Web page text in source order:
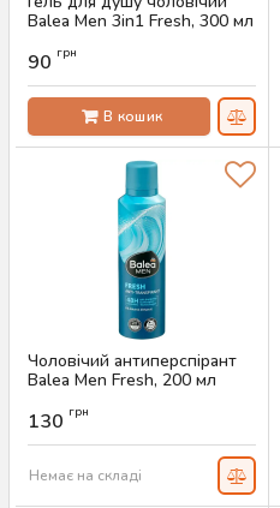
Balea Men 3in1 Fresh, 300 мл
90 грн
В кошик
Чоловічий антиперспірант
Balea Men Fresh, 200 мл
130 грн
Немає на складі